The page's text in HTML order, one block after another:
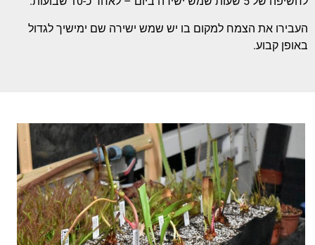
העבירו את הצמח למקום בו יש שמש ישירה שם ימישיך לגדול
באופן קבוע.